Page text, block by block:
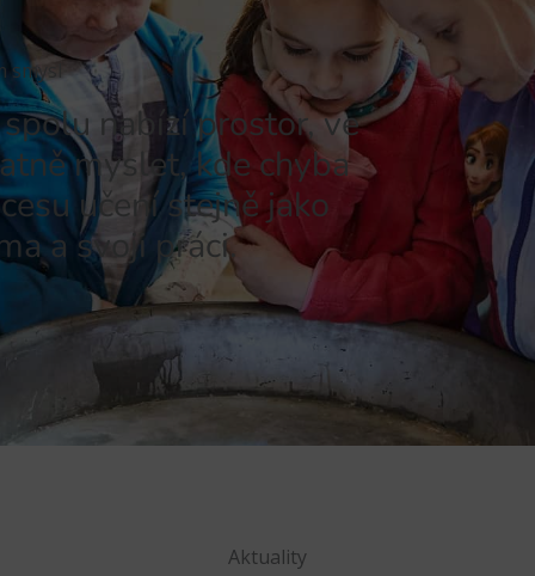
spolu nabízí prostor, ve
myslet, kde chyba
učení stejně jako
a svoji práci.
Aktuality